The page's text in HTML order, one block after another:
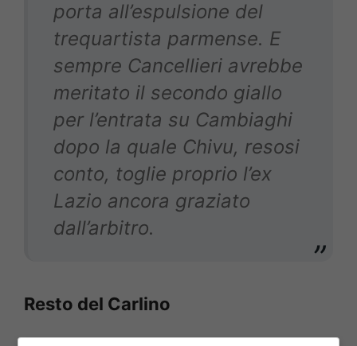
porta all’espulsione del
trequartista parmense. E
sempre Cancellieri avrebbe
meritato il secondo giallo
per l’entrata su Cambiaghi
dopo la quale Chivu, resosi
conto, toglie proprio l’ex
Lazio ancora graziato
dall’arbitro.
Resto del Carlino